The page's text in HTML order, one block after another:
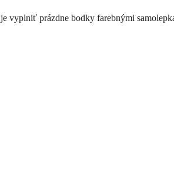
vyplniť prázdne bodky farebnými